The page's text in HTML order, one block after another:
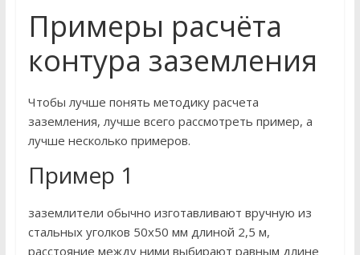
Примеры расчёта
контура заземления
Чтобы лучше понять методику расчета
заземления, лучше всего рассмотреть пример, а
лучше несколько примеров.
Пример 1
заземлители обычно изготавливают вручную из
стальных уголков 50х50 мм длиной 2,5 м,
расстояние между ними выбирают равным длине